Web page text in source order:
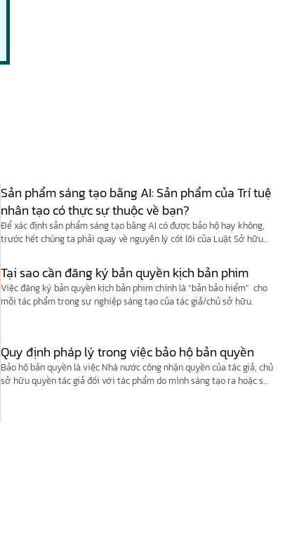
Sản phẩm sáng tạo bằng AI: Sản phẩm của Trí tuệ
nhân tạo có thực sự thuộc về bạn?
Để xác định sản phẩm sáng tạo bằng AI có được bảo hộ hay không,
trước hết chúng ta phải quay về nguyên lý cốt lõi của Luật Sở hữu
Tại sao cần đăng ký bản quyền kịch bản phim
Việc đăng ký bản quyền kịch bản phim chính là “bản bảo hiểm” cho
mỗi tác phẩm trong sự nghiệp sáng tạo của tác giả/chủ sở hữu.
Quy định pháp lý trong việc bảo hộ bản quyền
Bảo hộ bản quyền là việc Nhà nước công nhận quyền của tác giả, chủ
sở hữu quyền tác giả đối với tác phẩm do mình sáng tạo ra hoặc sở